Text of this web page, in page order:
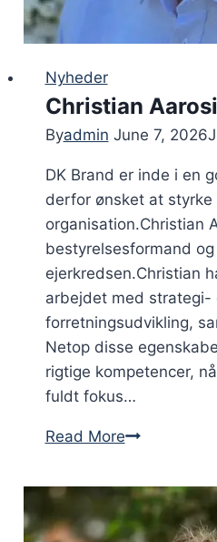
Nyheder
Christian
Byadmin June 7, 2026
DK Brand er inde i en
derfor ønsket at styrke
organisation.Christian
bestyrelsesformand
ejerkredsen.Christian
arbejdet med strategi-
forretningsudvikling,
Netop disse
rigtige kompetencer,
fuldt fokus…
Read MoreChristian